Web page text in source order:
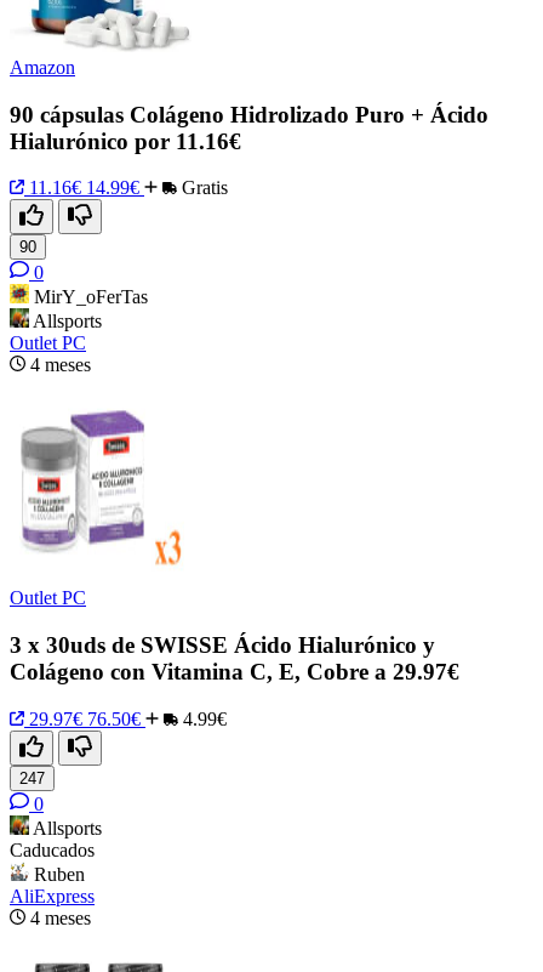
Amazon
90 cápsulas Colágeno Hidrolizado Puro + Ácido
Hialurónico por 11.16€
11.16€ 14.99€ Gratis
90
0
MirY_oFerTas
Allsports
Outlet PC
4 meses
Outlet PC
3 x 30uds de SWISSE Ácido Hialurónico y
Colágeno con Vitamina C, E, Cobre a 29.97€
29.97€ 76.50€ 4.99€
247
0
Allsports
Caducados
Ruben
AliExpress
4 meses